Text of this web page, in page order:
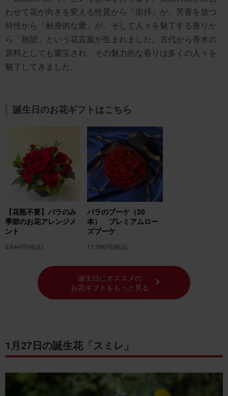
わせて花が向きを変える性質から「崇拝」が、芳香を放つ
特性から「献身的な愛」が、そして人々を魅了する香りか
ら「熱望」という花言葉が生まれました。古代から香水の
原料としても重宝され、その魅力的な香りは多くの人々を
魅了してきました。
誕生日のお花ギフトはこちら
【花瓶不要】バラのみ
季節のお花アレンジメ
ント
6,644円(税込)
バラのブーケ（20
本） プレミアムロー
ズブーケ
11,090円(税込)
誕生日にオススメの
お花ギフトをもっと見る
1月27日の誕生花「スミレ」